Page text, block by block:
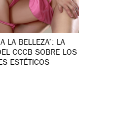
LA BELLEZA’: LA
CCCB SOBRE LOS
ESTÉTICOS